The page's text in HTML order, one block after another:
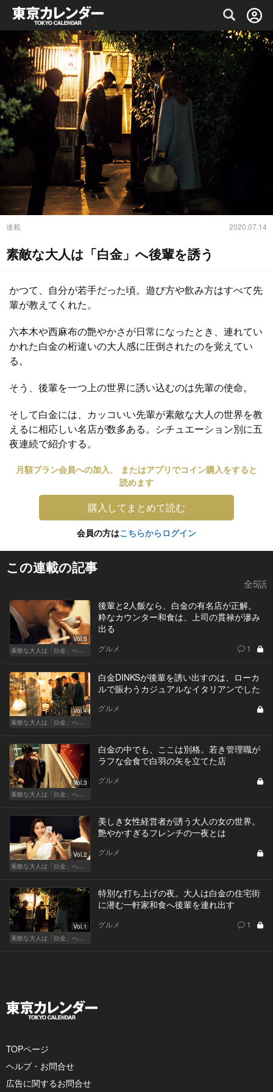
グルメ情報・プレミアムレストラン予約
連載 2020.07.14
素敵な大人は「白金」へ後輩を誘う
かつて、自分が若手だった頃。遊び方や飲み方はすべて先
輩が教えてくれた。
六本木や西麻布の艶やかさが日常になったとき、連れてい
かれた白金の桁違いの大人感に圧倒されたのを覚えてい
る。
そう、後輩を一つ上の世界に誘い込むのは先輩の使命。
そして白金には、カッコいい先輩が素敵な大人の世界を教
えるに相応しい名店が数多ある。シチュエーション別に五
夜連続で紹介する。
月額プラン会員への加入、 またはアプリでコイン購入をすると
読めます
購入してまとめて読む
会員の方はこちらからログイン
この連載の記事
全5話
Vol.5
素敵な大人は「白金」へ後輩を誘う
後輩と2人飯なら、白金の有名店が正解。
粋なカウンター和食は、上司の貫禄が滲み
出る
グルメ 1
Vol.4
素敵な大人は「白金」へ後輩を誘う
白金DINKSが後輩を誘い出すのは、ローカ
ルで賑わうカジュアルなイタリアンでした
グルメ
Vol.3
素敵な大人は「白金」へ後輩を誘う
白金の中でも、ここは別格。若き管理職が
ラフな会食で白羽の矢を立てた店
グルメ
Vol.2
美しき女性経営者が誘う大人の女の世界。
艶やかすぎるフレンチの一夜とは
グルメ
Vol.1
特別な打ち上げの夜。大人は白金の住宅街
に潜む一軒家和食へ後輩を連れ出す
グルメ 1
TOPページ
ヘルプ・お問合せ
広告に関するお問合せ